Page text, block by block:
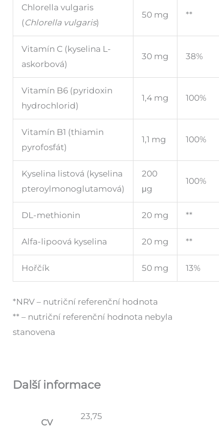
Chlorella vulgaris
(Chlorella vulgaris)
50 mg **
Vitamín C (kyselina L-
askorbová)
30 mg 38%
Vitamín B6 (pyridoxin
hydrochlorid)
1,4 mg 100%
Vitamín B1 (thiamin
pyrofosfát)
1,1 mg 100%
Kyselina listová (kyselina
pteroylmonoglutamová)
200
μg
100%
DL-methionin 20 mg **
Alfa-lipoová kyselina 20 mg **
Hořčík 50 mg 13%
*NRV – nutriční referenční hodnota
** – nutriční referenční hodnota nebyla
stanovena
Další informace
CV
23,75